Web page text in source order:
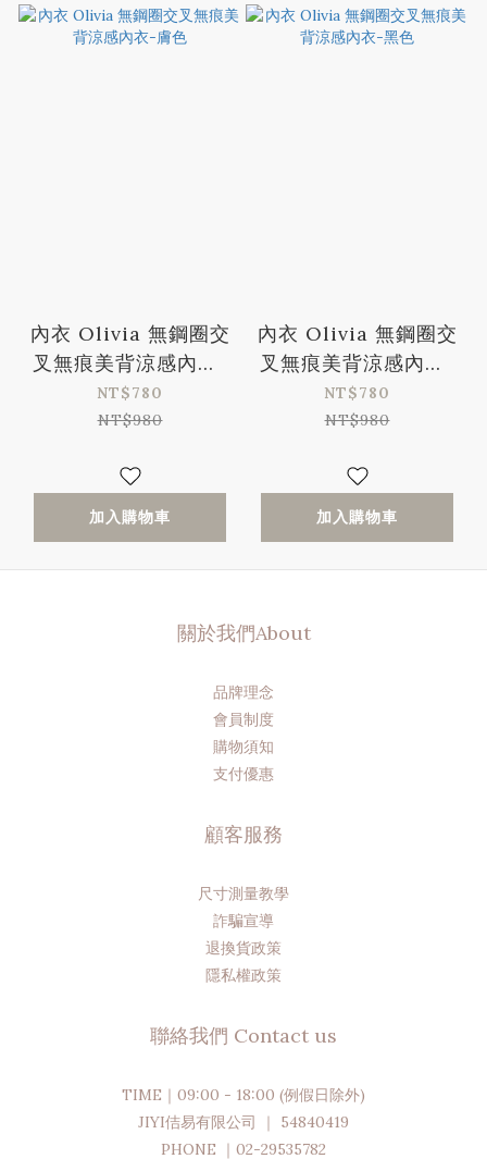
內衣 Olivia 無鋼圈交
叉無痕美背涼感內衣-
膚色
NT$780
NT$980
加入購物車
內衣 Olivia 無鋼圈交
叉無痕美背涼感內衣-
黑色
NT$780
NT$980
加入購物車
關於我們About
品牌理念
會員制度
購物須知
支付優惠
顧客服務
尺寸測量教學
詐騙宣導
退換貨政策
隱私權政策
聯絡我們 Contact us
TIME｜09:00 - 18:00 (例假日除外)
JIYI佶易有限公司 ｜ 54840419
PHONE ｜02-29535782